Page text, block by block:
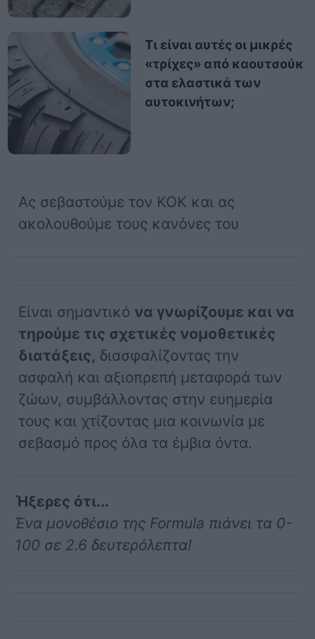
Τι είναι αυτές οι μικρές
«τρίχες» από καουτσούκ
στα ελαστικά των
αυτοκινήτων;
Ας σεβαστούμε τον ΚΟΚ και ας
ακολουθούμε τους κανόνες του
Είναι σημαντικό να γνωρίζουμε και να
τηρούμε τις σχετικές νομοθετικές
διατάξεις, διασφαλίζοντας την
ασφαλή και αξιοπρεπή μεταφορά των
ζώων, συμβάλλοντας στην ευημερία
τους και χτίζοντας μια κοινωνία με
σεβασμό προς όλα τα έμβια όντα.
Ήξερες ότι...
Ένα μονοθέσιο της Formula πιάνει τα 0-
100 σε 2.6 δευτερόλεπτα!